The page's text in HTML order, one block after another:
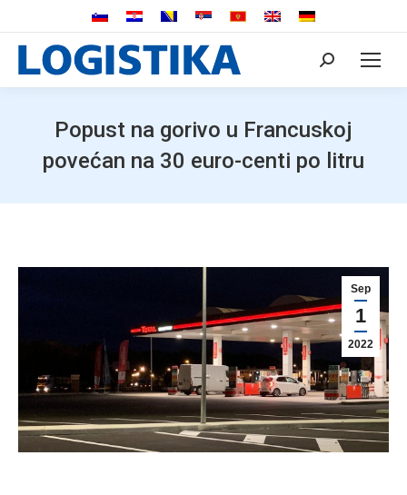
Search:
Popust na gorivo u Francuskoj
povećan na 30 euro-centi po litru
Sep
1
2022